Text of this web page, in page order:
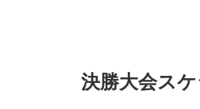
決勝大会ス